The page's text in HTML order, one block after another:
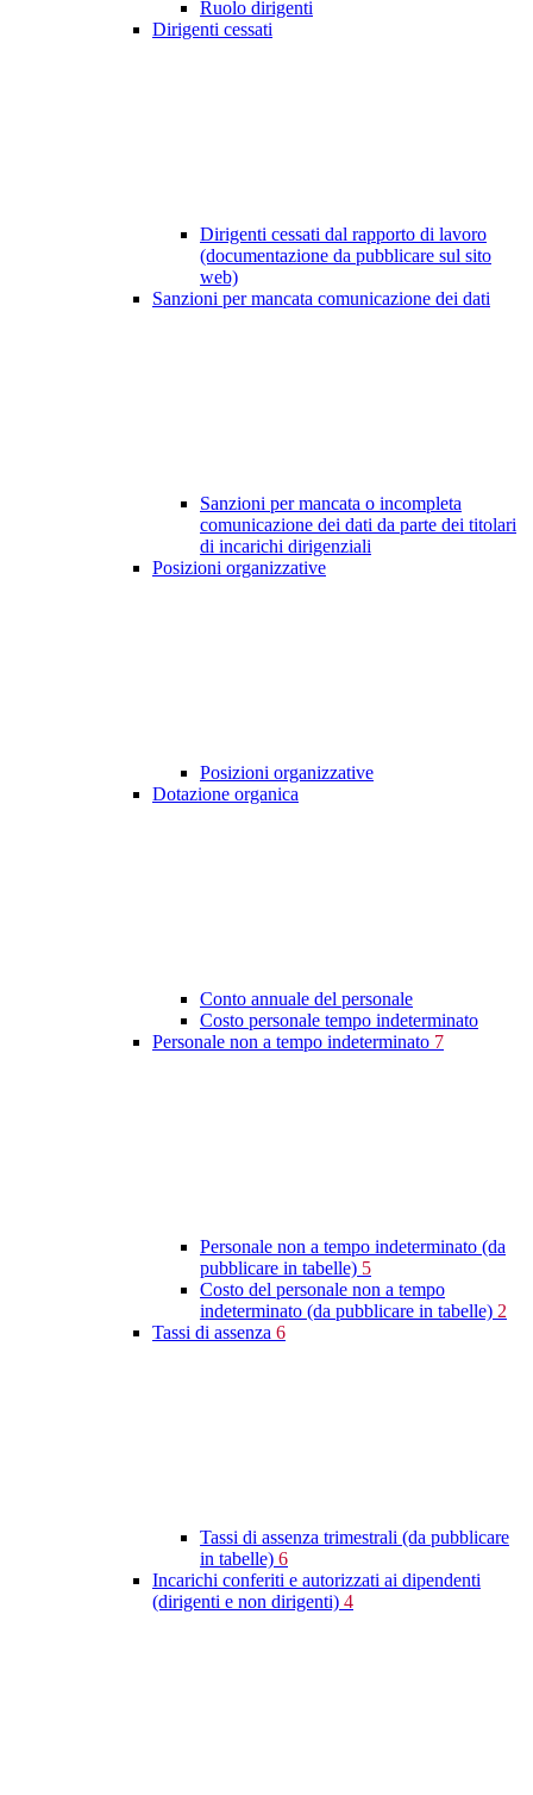
Ruolo dirigenti
Dirigenti cessati
Dirigenti cessati dal rapporto di lavoro
(documentazione da pubblicare sul sito
web)
Sanzioni per mancata comunicazione dei dati
Sanzioni per mancata o incompleta
comunicazione dei dati da parte dei titolari
di incarichi dirigenziali
Posizioni organizzative
Posizioni organizzative
Dotazione organica
Conto annuale del personale
Costo personale tempo indeterminato
Personale non a tempo indeterminato 7
Personale non a tempo indeterminato (da
pubblicare in tabelle) 5
Costo del personale non a tempo
indeterminato (da pubblicare in tabelle) 2
Tassi di assenza 6
Tassi di assenza trimestrali (da pubblicare
in tabelle) 6
Incarichi conferiti e autorizzati ai dipendenti
(dirigenti e non dirigenti) 4